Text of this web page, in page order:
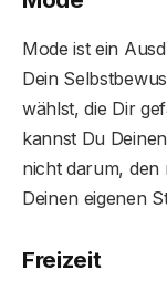
Mode ist ein
Dein
wählst, die Dir
kannst Du
nicht darum, den
Deinen eigenen
Freizeit